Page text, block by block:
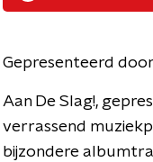
Gepresenteerd
Aan De Slag!,
verrassend
bijzondere